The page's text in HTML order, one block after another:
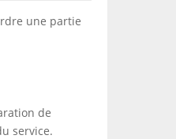
une partie
de
service.